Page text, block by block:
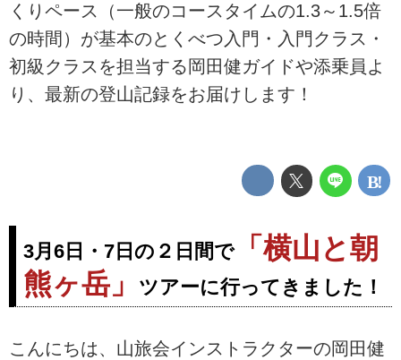
くりペース（一般のコースタイムの1.3～1.5倍
の時間）が基本のとくべつ入門・入門クラス・
初級クラスを担当する岡田健ガイドや添乗員よ
り、最新の登山記録をお届けします！
3月6日・7日の２日間で「横山と朝
熊ヶ岳」
ツアーに行ってきました！
こんにちは、山旅会インストラクターの岡田健